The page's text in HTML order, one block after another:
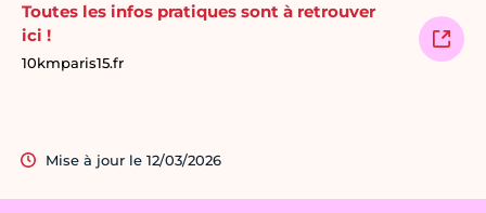
Toutes les infos pratiques sont à retrouver
ici !
10kmparis15.fr
Mise à jour le 12/03/2026